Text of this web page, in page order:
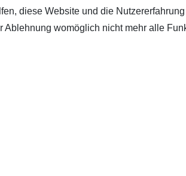
diese Website und die
womöglich nicht mehr alle